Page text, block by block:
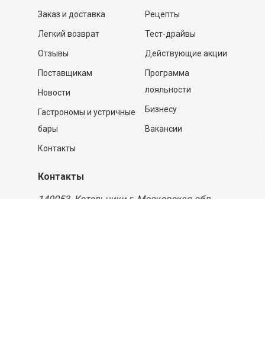
Заказ и доставка
Легкий возврат
Отзывы
Поставщикам
Новости
Гастрономы и устричные
бары
Контакты
Рецепты
Тест-драйвы
Действующие акции
Программа
лояльности
Бизнесу
Вакансии
Контакты
140053, Котельники г, Московская обл.